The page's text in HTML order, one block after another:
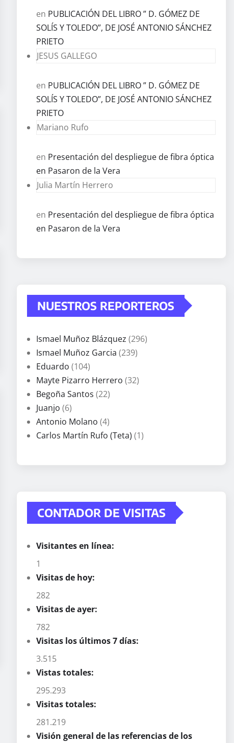
en PUBLICACIÓN DEL LIBRO ” D. GÓMEZ DE
SOLÍS Y TOLEDO”, DE JOSÉ ANTONIO SÁNCHEZ
PRIETO
JESUS GALLEGO
en PUBLICACIÓN DEL LIBRO ” D. GÓMEZ DE
SOLÍS Y TOLEDO”, DE JOSÉ ANTONIO SÁNCHEZ
PRIETO
Mariano Rufo
en Presentación del despliegue de fibra óptica
en Pasaron de la Vera
Julia Martín Herrero
en Presentación del despliegue de fibra óptica
en Pasaron de la Vera
NUESTROS REPORTEROS
Ismael Muñoz Blázquez (296)
Ismael Muñoz Garcia (239)
Eduardo (104)
Mayte Pizarro Herrero (32)
Begoña Santos (22)
Juanjo (6)
Antonio Molano (4)
Carlos Martín Rufo (Teta) (1)
CONTADOR DE VISITAS
Visitantes en línea:
1
Visitas de hoy:
282
Visitas de ayer:
782
Visitas los últimos 7 días:
3.515
Vistas totales:
295.293
Visitas totales:
281.219
Visión general de las referencias de los